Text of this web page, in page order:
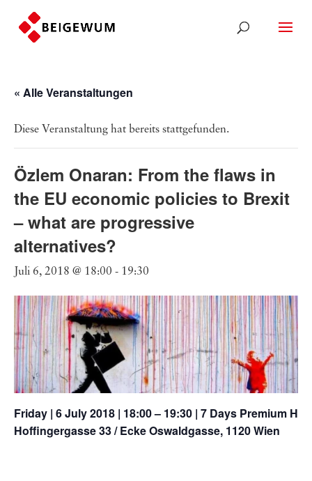
« Alle Veranstaltungen
Diese Veranstaltung hat bereits stattgefunden.
Özlem Onaran: From the flaws in
the EU economic policies to Brexit
– what are progressive
alternatives?
Juli 6, 2018 @ 18:00 - 19:30
Fri­day | 6 July 2018 | 18:00 – 19:30 | 7 Days Pre­mi­um
Hoff­in­ger­gas­se 33 /​ Ecke Oswald­gas­se, 1120 Wien